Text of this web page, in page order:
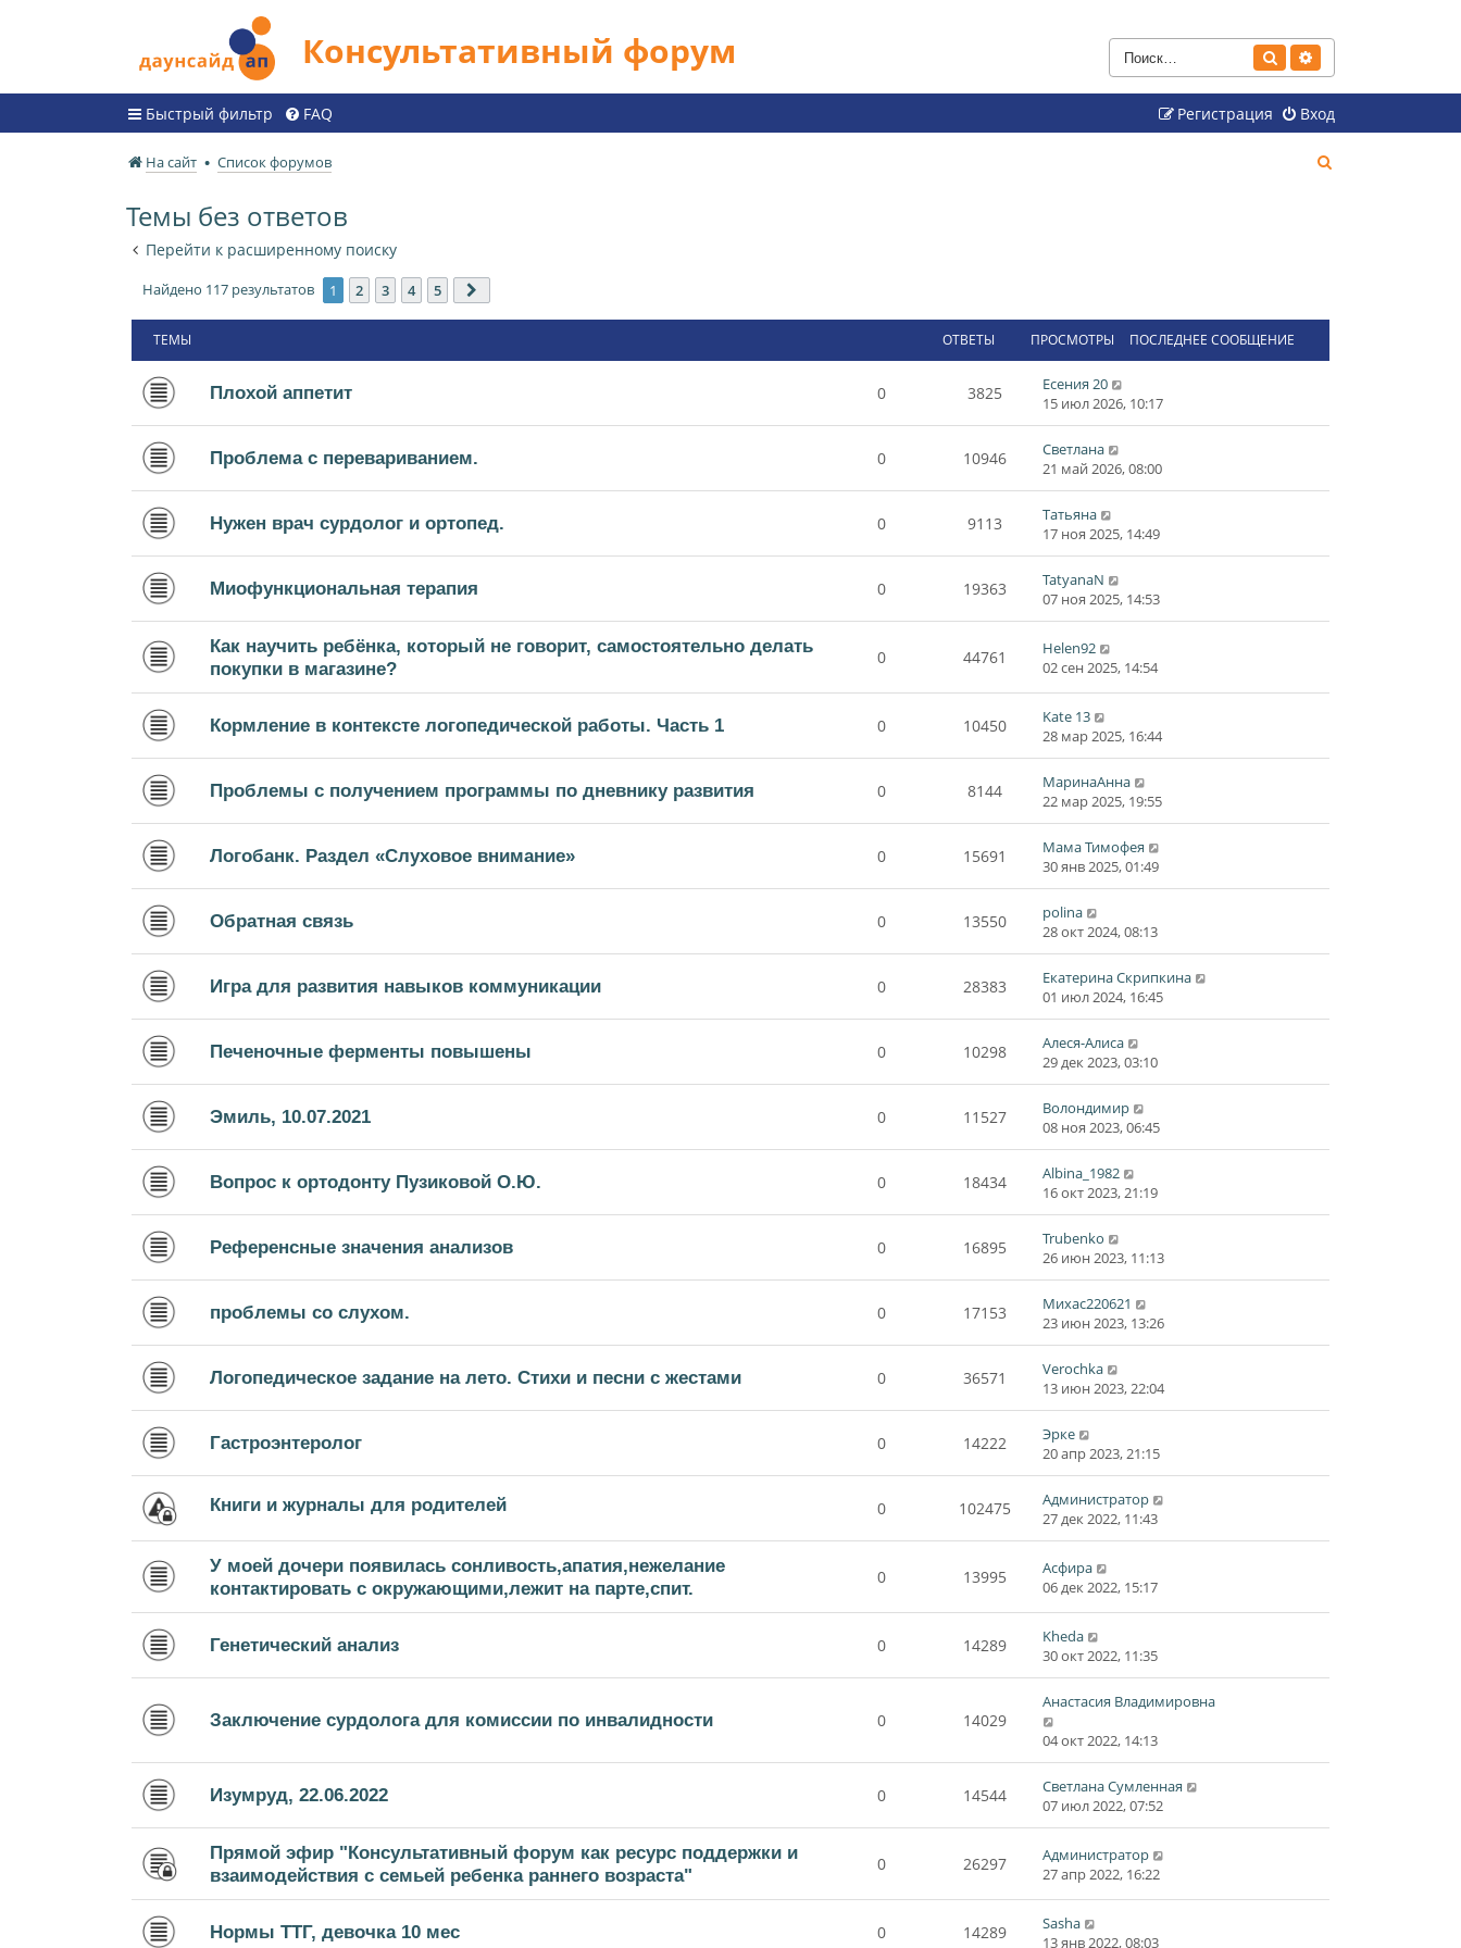
Консультативный форум Поиск
Быстрый фильтр FAQ Вход
Регистрация
На сайт Список форумов
Темы без ответов
Перейти к расширенному поиску
Найдено 117 результатов 1 2 3 4 5
ТЕМЫ ОТВЕТЫ ПРОСМОТРЫ ПОСЛЕДНЕЕ СООБЩЕНИЕ
Плохой аппетит 0 3825
Есения 20
15 июл 2026, 10:17
Проблема с перевариванием. 0 10946
Светлана
21 май 2026, 08:00
Нужен врач сурдолог и ортопед. 0 9113
Татьяна
17 ноя 2025, 14:49
Миофункциональная терапия 0 19363
TatyanaN
07 ноя 2025, 14:53
Как научить ребёнка, который не говорит, самостоятельно делать
покупки в магазине?
0 44761
Helen92
02 сен 2025, 14:54
Кормление в контексте логопедической работы. Часть 1 0 10450
Kate 13
28 мар 2025, 16:44
Проблемы с получением программы по дневнику развития 0 8144
МаринаАнна
22 мар 2025, 19:55
Логобанк. Раздел «Слуховое внимание» 0 15691
Мама Тимофея
30 янв 2025, 01:49
Обратная связь 0 13550
polina
28 окт 2024, 08:13
Игра для развития навыков коммуникации 0 28383
Екатерина Скрипкина
01 июл 2024, 16:45
Печеночные ферменты повышены 0 10298
Алеся-Алиса
29 дек 2023, 03:10
Эмиль, 10.07.2021 0 11527
Волондимир
08 ноя 2023, 06:45
Вопрос к ортодонту Пузиковой О.Ю. 0 18434
Albina_1982
16 окт 2023, 21:19
Референсные значения анализов 0 16895
Trubenko
26 июн 2023, 11:13
проблемы со слухом. 0 17153
Михас220621
23 июн 2023, 13:26
Логопедическое задание на лето. Стихи и песни с жестами 0 36571
Verochka
13 июн 2023, 22:04
Гастроэнтеролог 0 14222
Эрке
20 апр 2023, 21:15
Книги и журналы для родителей 0 102475
Администратор
27 дек 2022, 11:43
У моей дочери появилась сонливость,апатия,нежелание
контактировать с окружающими,лежит на парте,спит.
0 13995
Асфира
06 дек 2022, 15:17
Генетический анализ 0 14289
Kheda
30 окт 2022, 11:35
Заключение сурдолога для комиссии по инвалидности 0 14029
Анастасия Владимировна
04 окт 2022, 14:13
Изумруд, 22.06.2022 0 14544
Светлана Сумленная
07 июл 2022, 07:52
Прямой эфир "Консультативный форум как ресурс поддержки и
взаимодействия с семьей ребенка раннего возраста"
0 26297
Администратор
27 апр 2022, 16:22
Нормы ТТГ, девочка 10 мес 0 14289
Sasha
13 янв 2022, 08:03